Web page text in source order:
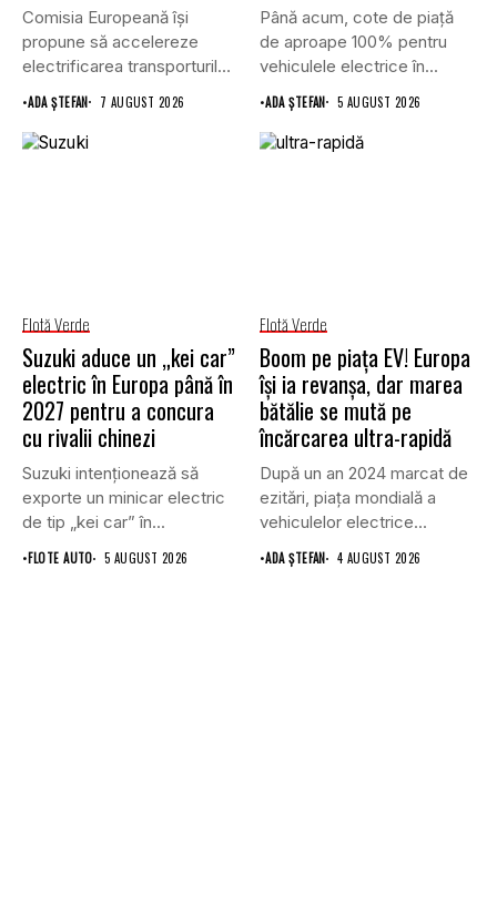
Comisia Europeană își
propune să accelereze
electrificarea transporturilor,
a clădirilor și a...
•ADA ȘTEFAN 7 AUGUST 2026
Până acum, cote de piață
de aproape 100% pentru
vehiculele electrice în...
•ADA ȘTEFAN 5 AUGUST 2026
Flotă Verde
Suzuki aduce un „kei car”
electric în Europa până în
2027 pentru a concura
cu rivalii chinezi
Suzuki intenționează să
exporte un minicar electric
de tip „kei car” în...
•FLOTE AUTO 5 AUGUST 2026
Flotă Verde
Boom pe piața EV! Europa
își ia revanșa, dar marea
bătălie se mută pe
încărcarea ultra-rapidă
După un an 2024 marcat de
ezitări, piața mondială a
vehiculelor electrice...
•ADA ȘTEFAN 4 AUGUST 2026